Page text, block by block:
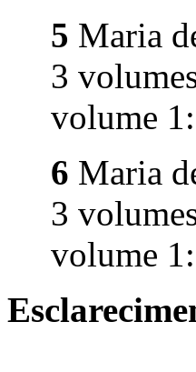
5 Maria
3
volume
6 Maria
3
volume